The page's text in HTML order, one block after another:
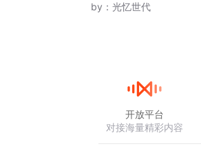
by： 光忆世代
开放平台
对接海量精彩内容